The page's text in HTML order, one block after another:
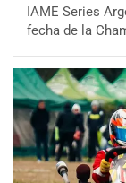
IAME Series
fecha de la